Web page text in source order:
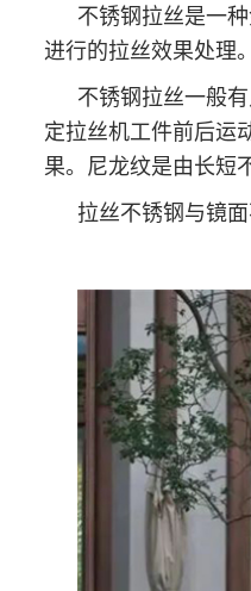
不锈钢拉丝是一
进行的拉丝效果处理。
不锈钢拉丝一般
定拉丝机工件前后运
果。尼龙纹是由长短
拉丝不锈钢与镜